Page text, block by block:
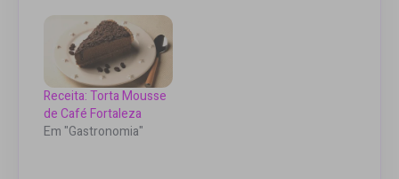
Receita: Torta Mousse
de Café Fortaleza
Em "Gastronomia"